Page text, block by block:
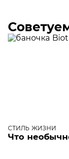
СТИЛЬ ЖИЗНИ
Что